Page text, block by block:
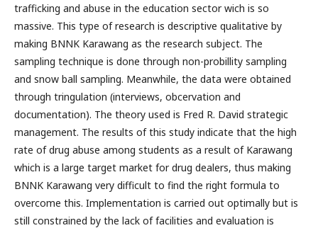
trafficking and abuse in the education sector wich is so
massive. This type of research is descriptive qualitative by
making BNNK Karawang as the research subject. The
sampling technique is done through non-probillity sampling
and snow ball sampling. Meanwhile, the data were obtained
through tringulation (interviews, obcervation and
documentation). The theory used is Fred R. David strategic
management. The results of this study indicate that the high
rate of drug abuse among students as a result of Karawang
which is a large target market for drug dealers, thus making
BNNK Karawang very difficult to find the right formula to
overcome this. Implementation is carried out optimally but is
still constrained by the lack of facilities and evaluation is